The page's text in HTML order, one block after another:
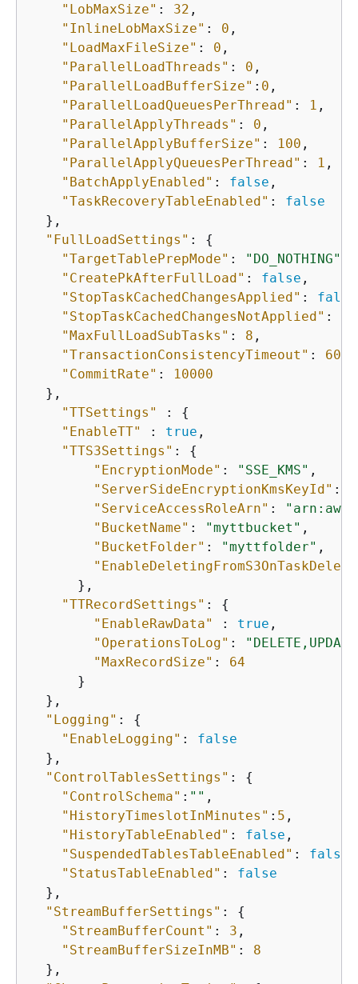
"LobMaxSize" : 32 ,
"InlineLobMaxSize" : 0 ,
"LoadMaxFileSize" : 0 ,
"ParallelLoadThreads" : 0 ,
"ParallelLoadBufferSize" : 0 ,
"ParallelLoadQueuesPerThread" : 1 ,
"ParallelApplyThreads" : 0 ,
"ParallelApplyBufferSize" : 100 ,
"ParallelApplyQueuesPerThread" : 1
"BatchApplyEnabled" : false ,
"TaskRecoveryTableEnabled" : false
  },
"FullLoadSettings" : {
"TargetTablePrepMode" : "DO_NOTHING"
"CreatePkAfterFullLoad" : false ,
"StopTaskCachedChangesApplied" : false
"StopTaskCachedChangesNotApplied" :
"MaxFullLoadSubTasks" : 8 ,
"TransactionConsistencyTimeout" : 600
"CommitRate" :
10000
  },
"TTSettings"
: {
"EnableTT"
: true ,
"TTS3Settings" : {
"EncryptionMode" : "SSE_KMS" ,
"ServerSideEncryptionKmsKeyId" :
"ServiceAccessRoleArn" :
"BucketName" : "myttbucket" ,
"BucketFolder" : "myttfolder" ,
      },
"TTRecordSettings" : {
"EnableRawData"
: true ,
"OperationsToLog" :
"MaxRecordSize" : 64
      }
  },
"Logging" : {
"EnableLogging" : false
  },
"ControlTablesSettings" : {
"ControlSchema" : "" ,
"HistoryTimeslotInMinutes" : 5 ,
"HistoryTableEnabled" : false ,
"SuspendedTablesTableEnabled" : false
"StatusTableEnabled" : false
  },
"StreamBufferSettings" : {
"StreamBufferCount" : 3 ,
"StreamBufferSizeInMB" : 8
  },